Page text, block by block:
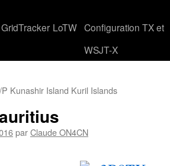
GridTracker LoTW Configuration TX et
WSJT-X
Kunashir Island Kuril Islands
parClaude ON4CN